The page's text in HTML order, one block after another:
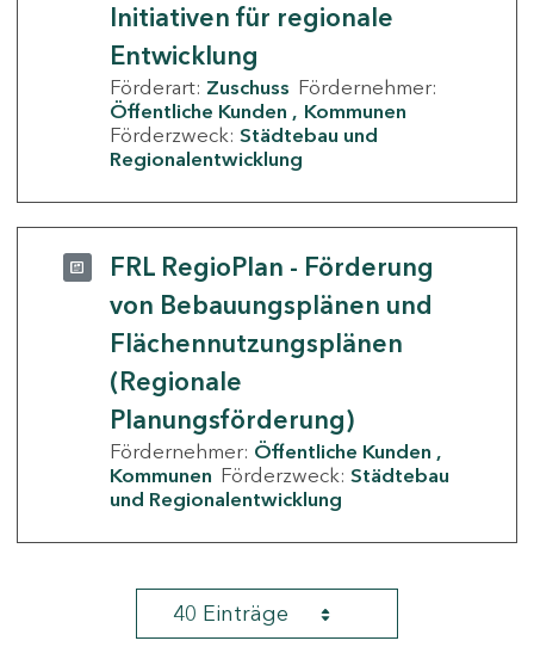
Initiativen für regionale
Entwicklung
Förderart: Zuschuss Fördernehmer:
Öffentliche Kunden
Kommunen
Förderzweck: Städtebau und
Regionalentwicklung
FRL RegioPlan - Förderung
von Bebauungsplänen und
Flächennutzungsplänen
(Regionale
Planungsförderung)
Fördernehmer: Öffentliche Kunden
Kommunen Förderzweck: Städtebau
und Regionalentwicklung
40 Einträge